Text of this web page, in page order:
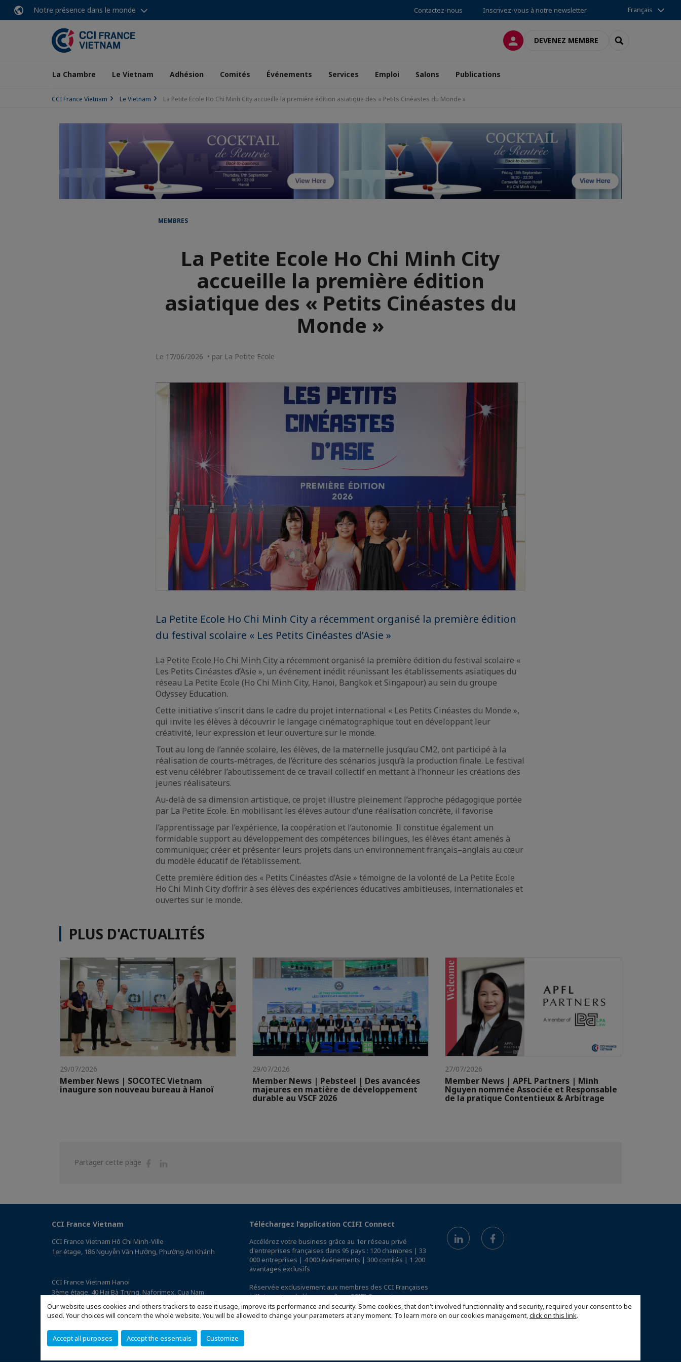
Our website uses cookies and others trackers to ease it usage, improve its performance and security. Some cookies, that don't involved functionnality and security, required your consent to be
used. Your choices will concern the whole website. You will be allowed to change your parameters at any moment. To learn more on our cookies management,click on this link.
Accept all purposes Accept the essentials Customize
Notre présence dans le monde Contactez-nous Inscrivez-vous à notre newsletter Français
CONNEXIONDEVENEZ MEMBRE RECHERCHER
La Chambre Le Vietnam Adhésion Comités Événements Services Emploi Salons Publications
CCI France Vietnam Le Vietnam La Petite Ecole Ho Chi Minh City accueille la première édition asiatique des « Petits Cinéastes du Monde »
MEMBRES
La Petite Ecole Ho Chi Minh City
accueille la première édition
asiatique des « Petits Cinéastes du
Monde »
Le 17/06/2026 • par La Petite Ecole
La Petite Ecole Ho Chi Minh City a récemment organisé la première édition
du festival scolaire « Les Petits Cinéastes d’Asie »
La Petite Ecole Ho Chi Minh City a récemment organisé la première édition du festival scolaire «
Les Petits Cinéastes d’Asie », un événement inédit réunissant les établissements asiatiques du
réseau La Petite Ecole (Ho Chi Minh City, Hanoi, Bangkok et Singapour) au sein du groupe
Odyssey Education.
Cette initiative s’inscrit dans le cadre du projet international « Les Petits Cinéastes du Monde »,
qui invite les élèves à découvrir le langage cinématographique tout en développant leur
créativité, leur expression et leur ouverture sur le monde.
Tout au long de l’année scolaire, les élèves, de la maternelle jusqu’au CM2, ont participé à la
réalisation de courts-métrages, de l’écriture des scénarios jusqu’à la production finale. Le festival
est venu célébrer l’aboutissement de ce travail collectif en mettant à l’honneur les créations des
jeunes réalisateurs.
Au-delà de sa dimension artistique, ce projet illustre pleinement l’approche pédagogique portée
par La Petite Ecole. En mobilisant les élèves autour d’une réalisation concrète, il favorise
l’apprentissage par l’expérience, la coopération et l’autonomie. Il constitue également un
formidable support au développement des compétences bilingues, les élèves étant amenés à
communiquer, créer et présenter leurs projets dans un environnement français–anglais au cœur
du modèle éducatif de l’établissement.
Cette première édition des « Petits Cinéastes d’Asie » témoigne de la volonté de La Petite Ecole
Ho Chi Minh City d’offrir à ses élèves des expériences éducatives ambitieuses, internationales et
ouvertes sur le monde.
PLUS D'ACTUALITÉS
29/07/2026
Member News | SOCOTEC Vietnam
inaugure son nouveau bureau à Hanoï
29/07/2026
Member News | Pebsteel | Des avancées
majeures en matière de développement
durable au VSCF 2026
27/07/2026
Member News | APFL Partners | Minh
Nguyen nommée Associée et Responsable
de la pratique Contentieux & Arbitrage
Partager cette page
Partager
CCI France Vietnam
CCI France Vietnam Hô Chi Minh-Ville
1er étage, 186 Nguyễn Văn Hưởng, Phường An Khánh
CCI France Vietnam Hanoi
3ème étage, 40 Hai Bà Trưng, Naforimex, Cua Nam
(Accéder au plan)
Téléchargez l’application CCIFI Connect
Accélérez votre business grâce au 1er réseau privé
d'entreprises françaises dans 95 pays : 120 chambres | 33
000 entreprises | 4 000 événements | 300 comités | 1 200
avantages exclusifs
Réservée exclusivement aux membres des CCI Françaises
à l'International,découvrez l'app CCIFI Connect.